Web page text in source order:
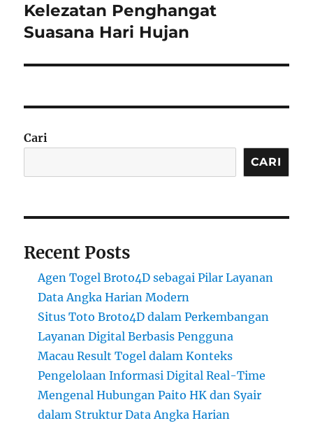
post:
Kelezatan Penghangat
Suasana Hari Hujan
Cari
CARI
Recent Posts
Agen Togel Broto4D sebagai Pilar Layanan
Data Angka Harian Modern
Situs Toto Broto4D dalam Perkembangan
Layanan Digital Berbasis Pengguna
Macau Result Togel dalam Konteks
Pengelolaan Informasi Digital Real-Time
Mengenal Hubungan Paito HK dan Syair
dalam Struktur Data Angka Harian